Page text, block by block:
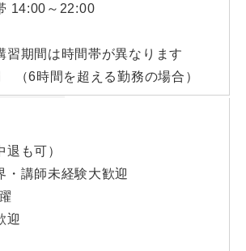
、明確な期間を決めずに“できるま
人ひとりをサポート
14:00～22:00
習期間は時間帯が異なります
6時間を超える勤務の場合）
も可）
講師未経験大歓迎
迎